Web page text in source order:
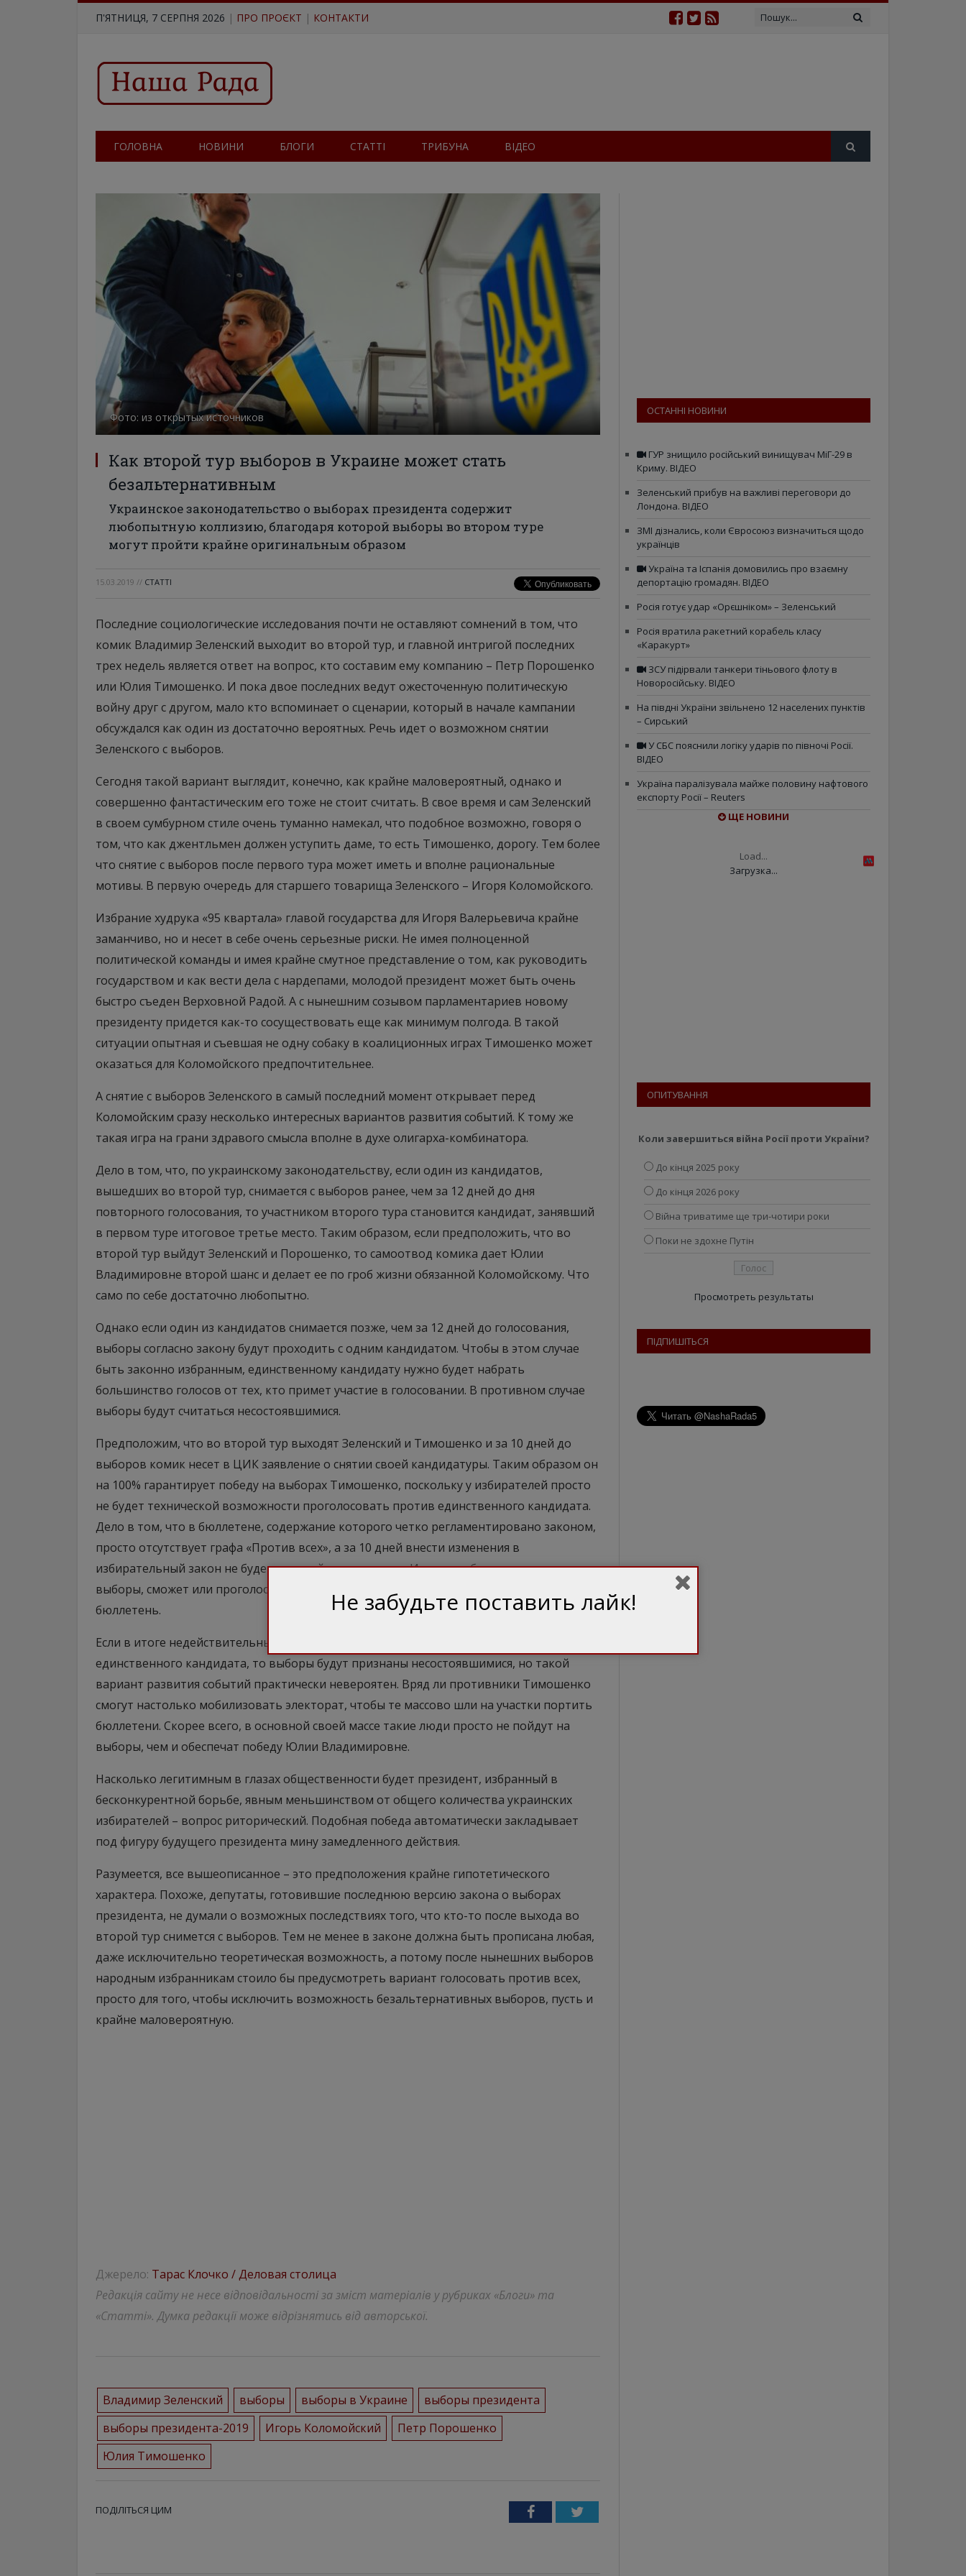
П'ЯТНИЦЯ, 7 СЕРПНЯ 2026 | ПРО ПРОЄКТ | КОНТАКТИ
ГОЛОВНА НОВИНИ БЛОГИ СТАТТІ ТРИБУНА ВІДЕО
Фото: из открытых источников
Как второй тур выборов в Украине может стать
безальтернативным
Украинское законодательство о выборах президента содержит
любопытную коллизию, благодаря которой выборы во втором туре
могут пройти крайне оригинальным образом
15.03.2019 // СТАТТІ
Последние социологические исследования почти не оставляют сомнений в том, что
комик Владимир Зеленский выходит во второй тур, и главной интригой последних
трех недель является ответ на вопрос, кто составим ему компанию – Петр Порошенко
или Юлия Тимошенко. И пока двое последних ведут ожесточенную политическую
войну друг с другом, мало кто вспоминает о сценарии, который в начале кампании
обсуждался как один из достаточно вероятных. Речь идет о возможном снятии
Зеленского с выборов.
Сегодня такой вариант выглядит, конечно, как крайне маловероятный, однако и
совершенно фантастическим его тоже не стоит считать. В свое время и сам Зеленский
в своем сумбурном стиле очень туманно намекал, что подобное возможно, говоря о
том, что как джентльмен должен уступить даме, то есть Тимошенко, дорогу. Тем более
что снятие с выборов после первого тура может иметь и вполне рациональные
мотивы. В первую очередь для старшего товарища Зеленского – Игоря Коломойского.
Избрание худрука «95 квартала» главой государства для Игоря Валерьевича крайне
заманчиво, но и несет в себе очень серьезные риски. Не имея полноценной
политической команды и имея крайне смутное представление о том, как руководить
государством и как вести дела с нардепами, молодой президент может быть очень
быстро съеден Верховной Радой. А с нынешним созывом парламентариев новому
президенту придется как-то сосуществовать еще как минимум полгода. В такой
ситуации опытная и съевшая не одну собаку в коалиционных играх Тимошенко может
оказаться для Коломойского предпочтительнее.
А снятие с выборов Зеленского в самый последний момент открывает перед
Коломойским сразу несколько интересных вариантов развития событий. К тому же
такая игра на грани здравого смысла вполне в духе олигарха-комбинатора.
Дело в том, что, по украинскому законодательству, если один из кандидатов,
вышедших во второй тур, снимается с выборов ранее, чем за 12 дней до дня
повторного голосования, то участником второго тура становится кандидат, занявший
в первом туре итоговое третье место. Таким образом, если предположить, что во
второй тур выйдут Зеленский и Порошенко, то самоотвод комика дает Юлии
Владимировне второй шанс и делает ее по гроб жизни обязанной Коломойскому. Что
само по себе достаточно любопытно.
Однако если один из кандидатов снимается позже, чем за 12 дней до голосования,
выборы согласно закону будут проходить с одним кандидатом. Чтобы в этом случае
быть законно избранным, единственному кандидату нужно будет набрать
большинство голосов от тех, кто примет участие в голосовании. В противном случае
выборы будут считаться несостоявшимися.
Предположим, что во второй тур выходят Зеленский и Тимошенко и за 10 дней до
выборов комик несет в ЦИК заявление о снятии своей кандидатуры. Таким образом он
на 100% гарантирует победу на выборах Тимошенко, поскольку у избирателей просто
не будет технической возможности проголосовать против единственного кандидата.
Дело в том, что в бюллетене, содержание которого четко регламентировано законом,
просто отсутствует графа «Против всех», а за 10 дней внести изменения в
избирательный закон не будет никакой возможности. И тогда избиратель, придя на
выборы, сможет или проголосовать за Тимошенко, или сознательно испортить
бюллетень.
Если в итоге недействительных бюллетеней окажется больше, чем с голосами за
единственного кандидата, то выборы будут признаны несостоявшимися, но такой
вариант развития событий практически невероятен. Вряд ли противники Тимошенко
смогут настолько мобилизовать электорат, чтобы те массово шли на участки портить
бюллетени. Скорее всего, в основной своей массе такие люди просто не пойдут на
выборы, чем и обеспечат победу Юлии Владимировне.
Насколько легитимным в глазах общественности будет президент, избранный в
бесконкурентной борьбе, явным меньшинством от общего количества украинских
избирателей – вопрос риторический. Подобная победа автоматически закладывает
под фигуру будущего президента мину замедленного действия.
Разумеется, все вышеописанное – это предположения крайне гипотетического
характера. Похоже, депутаты, готовившие последнюю версию закона о выборах
президента, не думали о возможных последствиях того, что кто-то после выхода во
второй тур снимется с выборов. Тем не менее в законе должна быть прописана любая,
даже исключительно теоретическая возможность, а потому после нынешних выборов
народным избранникам стоило бы предусмотреть вариант голосовать против всех,
просто для того, чтобы исключить возможность безальтернативных выборов, пусть и
крайне маловероятную.
Джерело: Тарас Клочко / Деловая столица
Редакція сайту не несе відповідальності за зміст матеріалів у рубриках «Блоги» та
«Статті». Думка редакції може відрізнятись від авторської.
Владимир Зеленский выборы выборы в Украине
выборы президента
выборы президента-2019
Игорь Коломойский
Петр Порошенко
Юлия Тимошенко
ПОДІЛІТЬСЯ ЦИМ FacebookTwitter
ОСТАННІ НОВИНИ
ГУР знищило російський винищувач МіГ-29 в
Криму. ВІДЕО
Зеленський прибув на важливі переговори до
Лондона. ВІДЕО
ЗМІ дізнались, коли Євросоюз визначиться щодо
українців
Україна та Іспанія домовились про взаємну
депортацію громадян. ВІДЕО
Росія готує удар «Орєшніком» – Зеленський
Росія вратила ракетний корабель класу
«Каракурт»
ЗСУ підірвали танкери тіньового флоту в
Новоросійську. ВІДЕО
На півдні України звільнено 12 населених пунктів
– Сирський
У СБС пояснили логіку ударів по півночі Росії.
ВІДЕО
Україна паралізувала майже половину нафтового
експорту Росії – Reuters
ЩЕ НОВИНИ
Load...
Загрузка...
ОПИТУВАННЯ
Коли завершиться війна Росії проти України?
До кінця 2025 року
До кінця 2026 року
Війна триватиме ще три-чотири роки
Поки не здохне Путін
Просмотреть результаты
ПІДПИШІТЬСЯ
Не забудьте поставить лайк!